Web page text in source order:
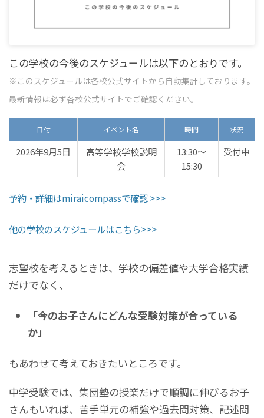
この学校の今後のスケジュールは以下のとおりです。
※このスケジュールは各校公式サイトから自動集計しております。
最新情報は必ず各校公式サイトでご確認ください。
日付 イベント名 時間 状況
2026年9月5日
高等学校学校説明
会
13:30〜
15:30
受付中
予約・詳細はmiraicompassで確認 >>>
他の学校のスケジュールはこちら>>>
志望校を考えるときは、学校の偏差値や大学合格実績
だけでなく、
「今のお子さんにどんな受験対策が合っている
か」
もあわせて考えておきたいところです。
中学受験では、集団塾の授業だけで順調に伸びるお子
さんもいれば、苦手単元の補強や過去問対策、記述問